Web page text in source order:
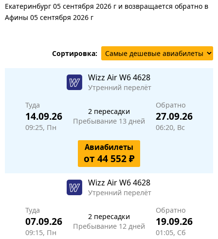
Екатеринбург 05 сентября 2026 г и возвращается обратно в
Афины 05 сентября 2026 г
Сортировка:
Wizz AirW6 4628
Утренний перелёт
Туда
14.09.26
09:25, Пн
2 пересадки
Пребывание 13 дней
Обратно
27.09.26
06:20, Вс
Авиабилеты
от 44 552 ₽
Wizz AirW6 4628
Утренний перелёт
Туда
07.09.26
09:15, Пн
2 пересадки
Пребывание 12 дней
Обратно
19.09.26
01:05, Сб